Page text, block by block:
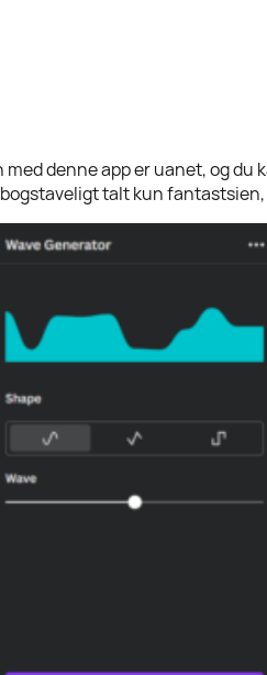
denne app er uanet, og du
bogstaveligt talt kun